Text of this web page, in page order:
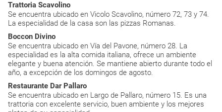
Trattoria Scavolino
Se encuentra ubicado en Vicolo Scavolino, número 72, 73 y 74.
La especialidad de la casa son las pizzas Romanas.
Boccon Divino
Se encuentra ubicado en Vía del Pavone, número 28. La
especialidad es la alta comida italiana, ofrece un ambiente
elegante y buena atención. Se mantiene abierto durante todo el
año, a excepción de los domingos de agosto.
Restaurante Dar Pallaro
Se encuentra ubicado en Largo de Pallaro, número 15. Es una
trattoria con excelente servicio, buen ambiente y los mejores